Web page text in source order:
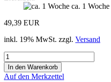
ca. 1 Woche
49,39 EUR
inkl. 19% MwSt. zzgl. Versand
Auf den Merkzettel